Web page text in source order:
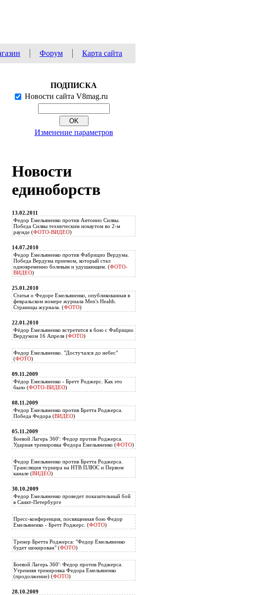
Форум Карта сайта
ПОДПИСКА
Новости сайта V8mag.ru
Изменение параметров
Новости
единоборств
13.02.2011
Федор Емельяненко против Антонио Силвы.
Победа Силвы техническим нокаутом во 2-м
раунде (ФОТО-ВИДЕО)
14.07.2010
Федор Емельяненко против Фабрицио Вердума.
Победа Вердума приемом, который стал
одновременно болевым и удушающим. (ФОТО-
ВИДЕО)
25.01.2010
Статья о Федоре Емельяненко, опубликованная в
февральском номере журнала Men's Health.
Страницы журнала. (ФОТО)
22.01.2010
Фёдор Емельяненко встретится в бою с Фабрицио
Вердумом 16 Апреля (ФОТО)
Федор Емельяненко. "Достучался до небес"
(ФОТО)
09.11.2009
Фёдор Емельяненко - Бретт Роджерс. Как это
было (ФОТО-ВИДЕО)
08.11.2009
Федор Емельяненко против Бретта Роджерса.
Победа Федора (ВИДЕО)
05.11.2009
Боевой Лагерь 360': Федор против Роджерса.
Ударная тренировка Федора Емельяненко (ФОТО)
Федор Емельяненко против Бретта Роджерса.
Трансляция турнира на НТВ ПЛЮС и Первом
канале (ВИДЕО)
30.10.2009
Федор Емельяненко проведет показательный бой
в Санкт-Петербурге
Пресс-конференция, посвященная бою Федор
Емельяненко - Бретт Роджерс. (ФОТО)
Тренер Бретта Роджерса: "Федор Емельяненко
будет шокирован" (ФОТО)
Боевой Лагерь 360': Федор против Роджерса.
Утренняя тренировка Федора Емельяненко
(продолжение) (ФОТО)
28.10.2009